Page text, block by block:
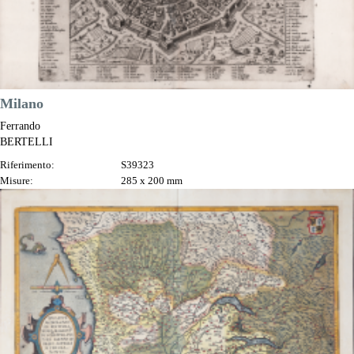
Milano
Ferrando
BERTELLI
Riferimento:
S39323
Misure:
285 x 200 mm
Luogo di Stampa:
Venezia
Prezzo
2.200,00 €
Anteprima
DESCRIZIONE